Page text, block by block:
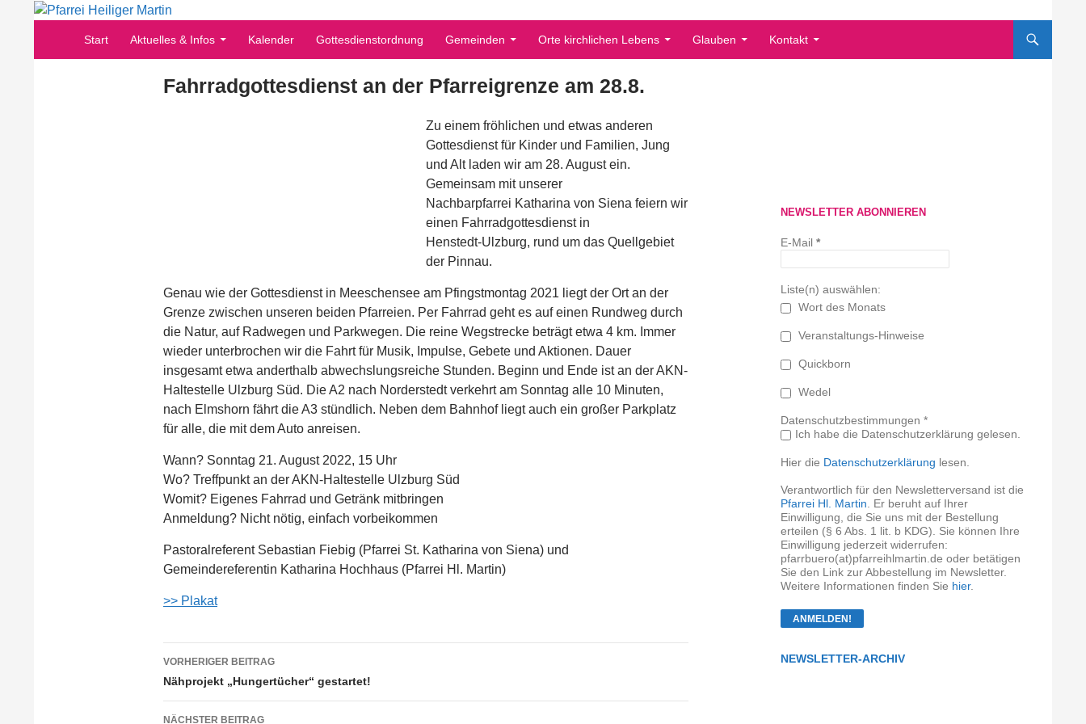
Pfarrei Heiliger Martin
Start Aktuelles & Infos Kalender Gottesdienstordnung Gemeinden Orte kirchlichen Lebens Glauben Kontakt
Fahrradgottesdienst an der Pfarreigrenze am 28.8.
Zu einem fröhlichen und etwas anderen
Gottesdienst für Kinder und Familien, Jung
und Alt laden wir am 28. August ein.
Gemeinsam mit unserer
Nachbarpfarrei Katharina von Siena feiern wir
einen Fahrradgottesdienst in
Henstedt-Ulzburg, rund um das Quellgebiet
der Pinnau.
Genau wie der Gottesdienst in Meeschensee am Pfingstmontag 2021 liegt der Ort an der
Grenze zwischen unseren beiden Pfarreien. Per Fahrrad geht es auf einen Rundweg durch
die Natur, auf Radwegen und Parkwegen. Die reine Wegstrecke beträgt etwa 4 km. Immer
wieder unterbrochen wir die Fahrt für Musik, Impulse, Gebete und Aktionen. Dauer
insgesamt etwa anderthalb abwechslungsreiche Stunden. Beginn und Ende ist an der AKN-
Haltestelle Ulzburg Süd. Die A2 nach Norderstedt verkehrt am Sonntag alle 10 Minuten,
nach Elmshorn fährt die A3 stündlich. Neben dem Bahnhof liegt auch ein großer Parkplatz
für alle, die mit dem Auto anreisen.
Wann? Sonntag 21. August 2022, 15 Uhr
Wo? Treffpunkt an der AKN-Haltestelle Ulzburg Süd
Womit? Eigenes Fahrrad und Getränk mitbringen
Anmeldung? Nicht nötig, einfach vorbeikommen
Pastoralreferent Sebastian Fiebig (Pfarrei St. Katharina von Siena) und
Gemeindereferentin Katharina Hochhaus (Pfarrei Hl. Martin)
>> Plakat
Beitragsnavigation
VORHERIGER BEITRAG
Nähprojekt „Hungertücher“ gestartet!
NÄCHSTER BEITRAG
NEWSLETTER ABONNIEREN
E-Mail *
Liste(n) auswählen:
Wort des Monats
Veranstaltungs-Hinweise
Quickborn
Wedel
Datenschutzbestimmungen *
Ich habe die Datenschutzerklärung gelesen.
Hier die Datenschutzerklärung lesen.
Verantwortlich für den Newsletterversand ist die
Pfarrei Hl. Martin . Er beruht auf Ihrer
Einwilligung, die Sie uns mit der Bestellung
erteilen (§ 6 Abs. 1 lit. b KDG). Sie können Ihre
Einwilligung jederzeit widerrufen:
pfarrbuero(at)pfarreihlmartin.de oder betätigen
Sie den Link zur Abbestellung im Newsletter.
Weitere Informationen finden Sie hier.
NEWSLETTER-ARCHIV